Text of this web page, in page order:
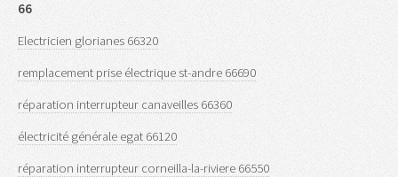
66
Electricien glorianes 66320
remplacement prise électrique st-andre 66690
réparation interrupteur canaveilles 66360
électricité générale egat 66120
réparation interrupteur corneilla-la-riviere 66550